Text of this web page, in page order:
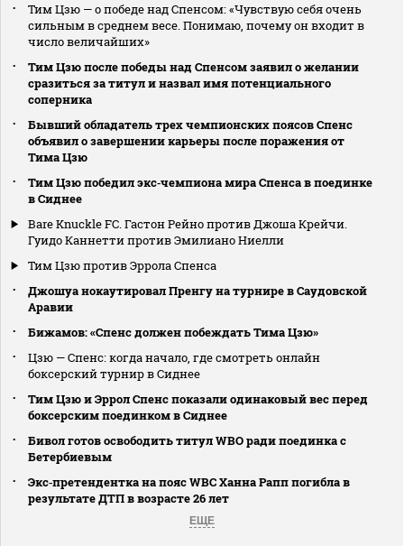
Тим Цзю — о победе над Спенсом: «Чувствую себя очень
сильным в среднем весе. Понимаю, почему он входит в
число величайших»
Тим Цзю после победы над Спенсом заявил о желании
сразиться за титул и назвал имя потенциального
соперника
Бывший обладатель трех чемпионских поясов Спенс
объявил о завершении карьеры после поражения от
Тима Цзю
Тим Цзю победил экс‑чемпиона мира Спенса в поединке
в Сиднее
Bare Knuckle FC. Гастон Рейно против Джоша Крейчи.
Гуидо Каннетти против Эмилиано Ниелли
Тим Цзю против Эррола Спенса
Джошуа нокаутировал Пренгу на турнире в Саудовской
Аравии
Бижамов: «Спенс должен побеждать Тима Цзю»
Цзю — Спенс: когда начало, где смотреть онлайн
боксерский турнир в Сиднее
Тим Цзю и Эррол Спенс показали одинаковый вес перед
боксерским поединком в Сиднее
Бивол готов освободить титул WBO ради поединка с
Бетербиевым
Экс‑претендентка на пояс WBC Ханна Рапп погибла в
результате ДТП в возрасте 26 лет
ЕЩЕ